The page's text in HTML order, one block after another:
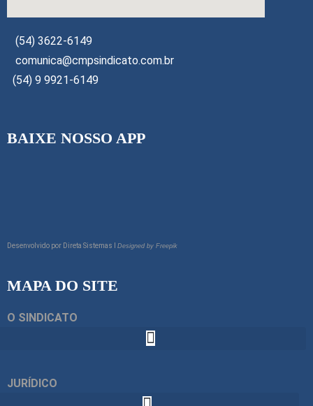
(54) 3622-6149
comunica@cmpsindicato.com.br
(54) 9 9921-6149
BAIXE NOSSO APP
Desenvolvido por Direta Sistemas I Designed by Freepik
MAPA DO SITE
O SINDICATO
JURÍDICO